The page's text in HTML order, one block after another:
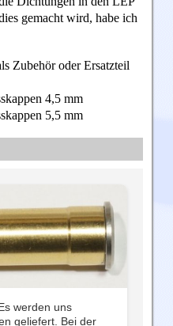
gemacht wird, habe ich
Zubehör oder Ersatzteil
4,5 mm
5,5 mm
werden uns
geliefert. Bei der